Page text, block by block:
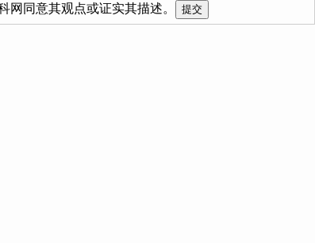
网同意其观点或证实其描述。